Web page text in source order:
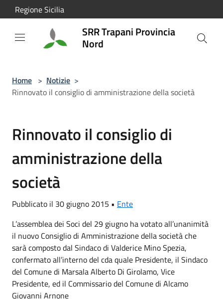
Salta al contenuto principale
Regione Sicilia
SRR Trapani Provincia
Nord
Home > Notizie >
Rinnovato il consiglio di amministrazione della società
Rinnovato il consiglio di
amministrazione della
società
Pubblicato il 30 giugno 2015 • Ente
L’assemblea dei Soci del 29 giugno ha votato all’unanimità
il nuovo Consiglio di Amministrazione della società che
sarà composto dal Sindaco di Valderice Mino Spezia,
confermato all’interno del cda quale Presidente, il Sindaco
del Comune di Marsala Alberto Di Girolamo, Vice
Presidente, ed il Commissario del Comune di Alcamo
Giovanni Arnone